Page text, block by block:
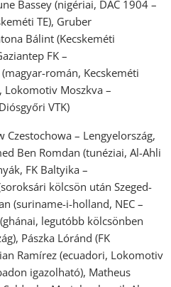
Bassey (nigériai, DAC 1904 –
TE), Gruber
Bálint (Kecskeméti
FK –
román, Kecskeméti
Lokomotiv Moszkva –
VTK)
Czestochowa – Lengyelország,
Ben Romdan (tunéziai, Al-Ahli
FK Baltyika –
kölcsön után Szeged-
(suriname-i-holland, NEC –
legutóbb kölcsönben
Pászka Lóránd (FK
Ramírez (ecuadori, Lokomotiv
igazolható), Matheus